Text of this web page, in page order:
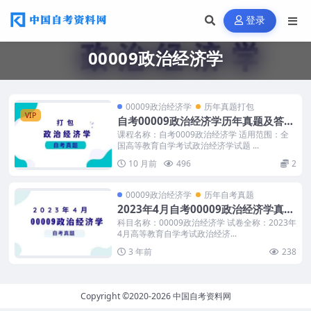
登录
00009政治经济学
VIP
00009政治经济学 历年真题打包
自考00009政治经济学历年真题及答案
汇总
课程名称：自考0009政治经济学 适用范围：全
国高等教育自学考试政治经济学试题 ...
10 月前
496 2
00009政治经济学 历年自考真题
2023年4月自考00009政治经济学真题
及答案
科目名称：00009政治经济学 试卷全称：2023年
4月高等教育自学考试政治经济...
3 年前
238
Copyright ©2020-2026中国自考资料网